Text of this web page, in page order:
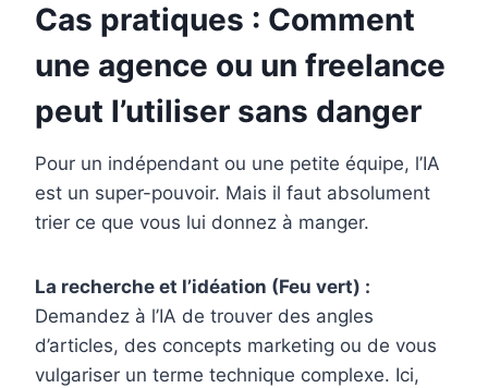
Cas pratiques : Comment
une agence ou un freelance
peut l’utiliser sans danger
Pour un indépendant ou une petite équipe, l’IA
est un super-pouvoir. Mais il faut absolument
trier ce que vous lui donnez à manger.
La recherche et l’idéation (Feu vert) :
Demandez à l’IA de trouver des angles
d’articles, des concepts marketing ou de vous
vulgariser un terme technique complexe. Ici,